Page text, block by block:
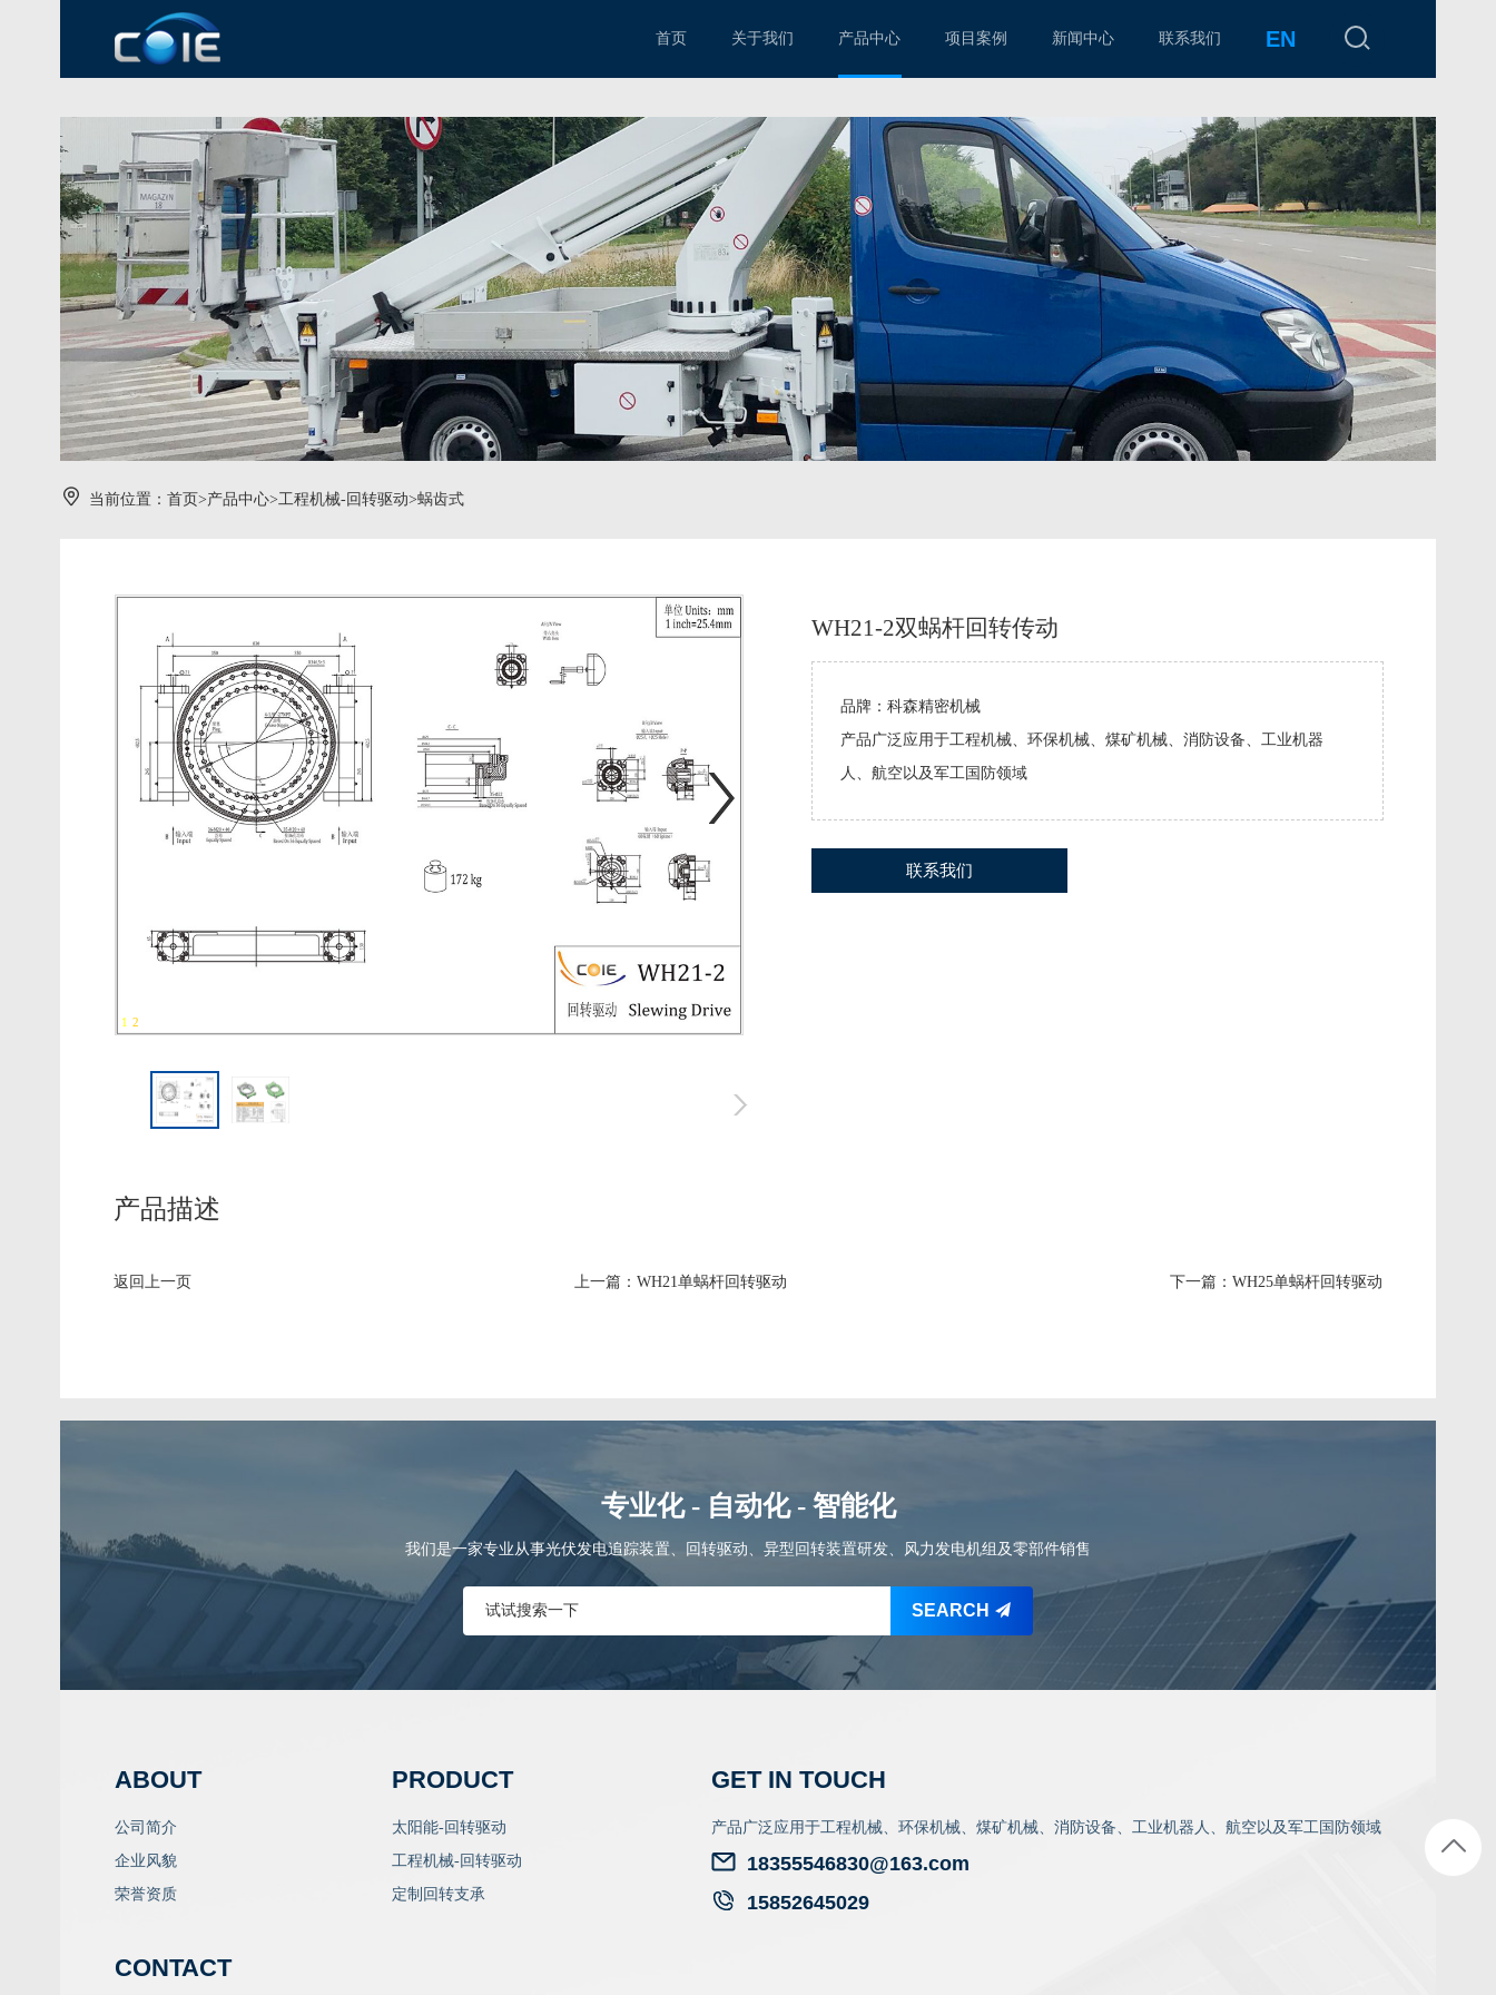
首页 关于我们 产品中心 项目案例 新闻中心 联系我们 EN
当前位置： 首页>产品中心>工程机械-回转驱动>蜗齿式
1 -2
WH21-2双蜗杆回转传动
品牌：科森精密机械
产品广泛应用于工程机械、环保机械、煤矿机械、消防设备、工业机器
人、航空以及军工国防领域
联系我们
产品描述
返回上一页 上一篇： WH21单蜗杆回转驱动 下一篇： WH25单蜗杆回转驱动
专业化 - 自动化 - 智能化
我们是一家专业从事光伏发电追踪装置、回转驱动、异型回转装置研发、风力发电机组及零部件销售
SEARCH
ABOUT
公司简介
企业风貌
荣誉资质
PRODUCT
太阳能-回转驱动
工程机械-回转驱动
定制回转支承
GET IN TOUCH
产品广泛应用于工程机械、环保机械、煤矿机械、消防设备、工业机器人、航空以及军工国防领域
18355546830@163.com
15852645029
CONTACT